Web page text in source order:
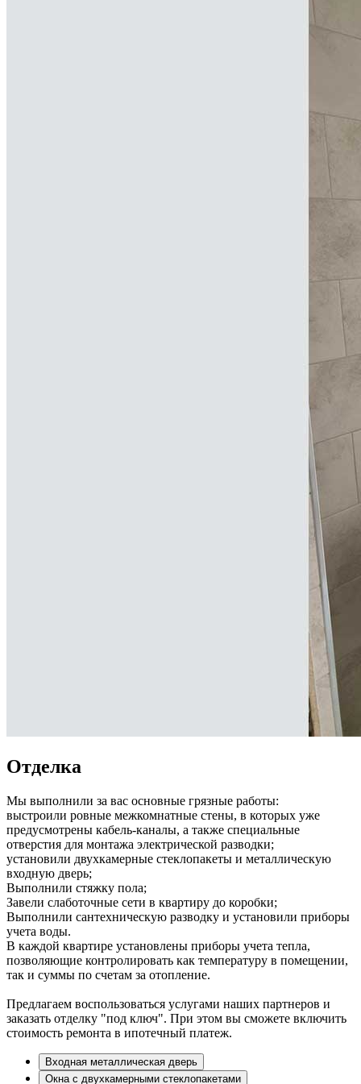
Отделка
Мы выполнили за вас основные грязные работы:
выстроили ровные межкомнатные стены, в которых уже
предусмотрены кабель-каналы, а также специальные
отверстия для монтажа электрической разводки;
установили двухкамерные стеклопакеты и металлическую
входную дверь;
Выполнили стяжку пола;
Завели слаботочные сети в квартиру до коробки;
Выполнили сантехническую разводку и установили приборы
учета воды.
В каждой квартире установлены приборы учета тепла,
позволяющие контролировать как температуру в помещении,
так и суммы по счетам за отопление.
Предлагаем воспользоваться услугами наших партнеров и
заказать отделку "под ключ". При этом вы сможете включить
стоимость ремонта в ипотечный платеж.
Входная металлическая дверь
Окна с двухкамерными стеклопакетами